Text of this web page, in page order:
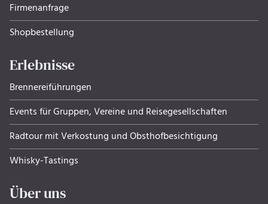
Firmenanfrage
Shopbestellung
Erlebnisse
Brennereiführungen
Events für Gruppen, Ver­eine und Rei­se­ge­sell­schaf­ten
Radtour mit Verkostung und Obsthof­be­sich­ti­gung
Whisky-Tastings
Über uns